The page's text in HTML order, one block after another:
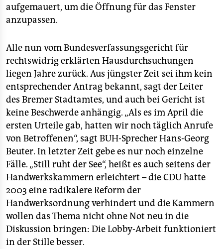
aufgemauert, um die Öffnung für das Fenster
anzupassen.
Alle nun vom Bundesverfassungsgericht für
rechtswidrig erklärten Hausdurchsuchungen
liegen Jahre zurück. Aus jüngster Zeit sei ihm kein
entsprechender Antrag bekannt, sagt der Leiter
des Bremer Stadtamtes, und auch bei Gericht ist
keine Beschwerde anhängig. „Als es im April die
ersten Urteile gab, hatten wir noch täglich Anrufe
von Betroffenen“, sagt BUH-Sprecher Hans-Georg
Beuter. In letzter Zeit gebe es nur noch einzelne
Fälle. „Still ruht der See“, heißt es auch seitens der
Handwerkskammern erleichtert – die CDU hatte
2003 eine radikalere Reform der
Handwerksordnung verhindert und die Kammern
wollen das Thema nicht ohne Not neu in die
Diskussion bringen: Die Lobby-Arbeit funktioniert
in der Stille besser.